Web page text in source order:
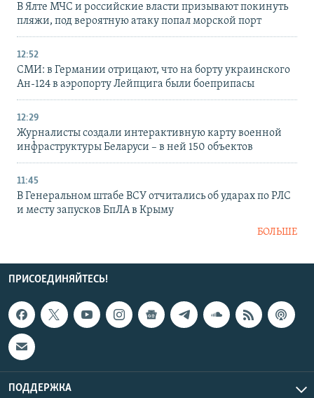
В Ялте МЧС и российские власти призывают покинуть
пляжи, под вероятную атаку попал морской порт
12:52
СМИ: в Германии отрицают, что на борту украинского
Ан-124 в аэропорту Лейпцига были боеприпасы
12:29
Журналисты создали интерактивную карту военной
инфраструктуры Беларуси – в ней 150 объектов
11:45
В Генеральном штабе ВСУ отчитались об ударах по РЛС
и месту запусков БпЛА в Крыму
БОЛЬШЕ
ПРИСОЕДИНЯЙТЕСЬ!
ПОДДЕРЖКА